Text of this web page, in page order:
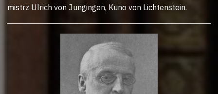
mistrz Ulrich von Jungingen, Kuno von Lichtenstein.